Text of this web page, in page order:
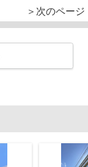
＞次のページ